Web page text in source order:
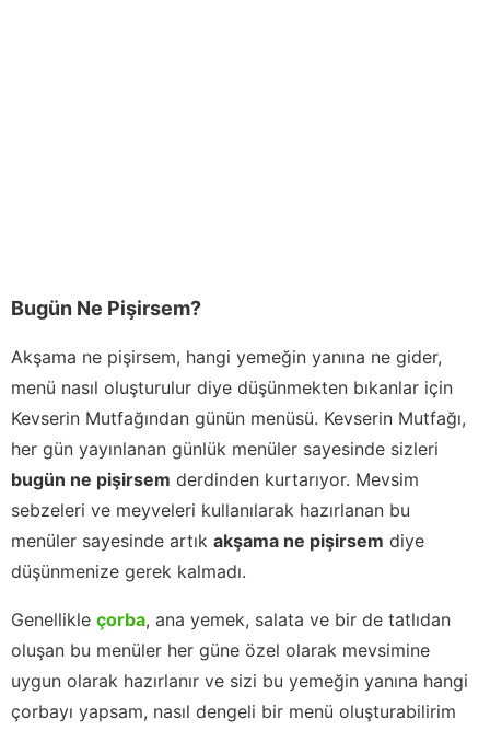
Bugün Ne Pişirsem?
Akşama ne pişirsem, hangi yemeğin yanına ne gider,
menü nasıl oluşturulur diye düşünmekten bıkanlar için
Kevserin Mutfağından günün menüsü. Kevserin Mutfağı,
her gün yayınlanan günlük menüler sayesinde sizleri
bugün ne pişirsem derdinden kurtarıyor. Mevsim
sebzeleri ve meyveleri kullanılarak hazırlanan bu
menüler sayesinde artık akşama ne pişirsem diye
düşünmenize gerek kalmadı.
Genellikle çorba, ana yemek, salata ve bir de tatlıdan
oluşan bu menüler her güne özel olarak mevsimine
uygun olarak hazırlanır ve sizi bu yemeğin yanına hangi
çorbayı yapsam, nasıl dengeli bir menü oluşturabilirim